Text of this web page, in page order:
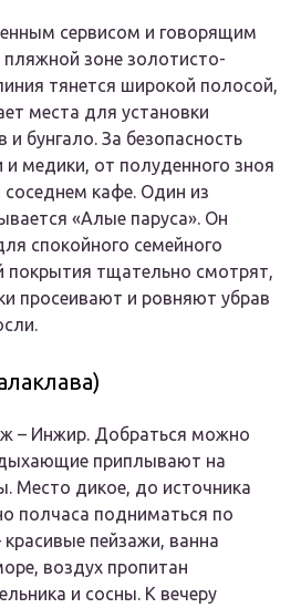
сервисом и говорящим
пляжной зоне золотисто-
тянется широкой полосой,
места для установки
и бунгало. За безопасность
и медики, от полуденного зноя
кафе. Один из
«Алые паруса». Он
спокойного семейного
покрытия тщательно смотрят,
просеивают и ровняют убрав
– Инжир. Добраться можно
приплывают на
Место дикое, до источника
полчаса подниматься по
пейзажи, ванна
воздух пропитан
и сосны. К вечеру